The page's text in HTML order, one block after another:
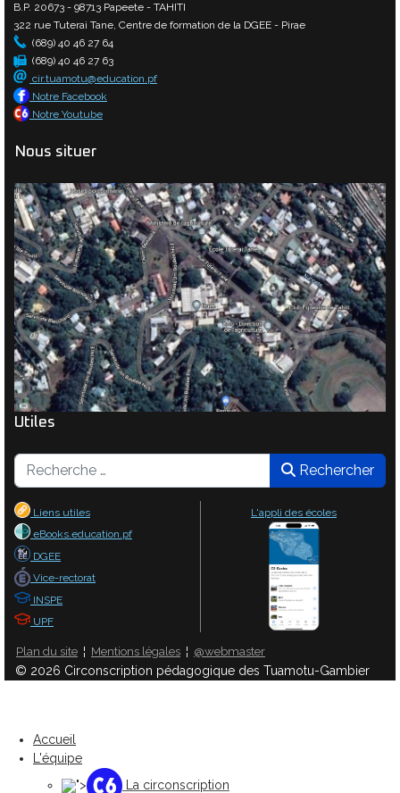
B.P. 20673 - 98713 Papeete - TAHITI
322 rue Tuterai Tane, Centre de formation de la DGEE - Pirae
(689) 40 46 27 64
(689) 40 46 27 63
cir.tuamotu@education.pf
Notre Facebook
Notre Youtube
Nous situer
Utiles
Rechercher Rechercher
Liens utiles
L'appli des écoles
eBooks.education.pf
DGEE
Vice-rectorat
INSPE
UPF
Plan du site ¦ Mentions légales ¦ @webmaster
© 2026 Circonscription pédagogique des Tuamotu-Gambier
Accueil
L'équipe
">
La circonscription